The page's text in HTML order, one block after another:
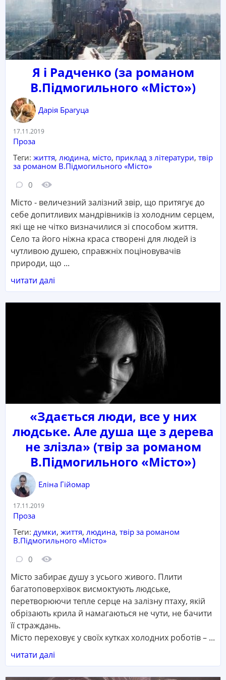
Я і Радченко (за романом
В.Підмогильного «Місто»)
Дарія Брагуца
Дата:
17.11.2019
Категорія:
Проза
Теги: життя, людина, місто, приклад з літератури, твір
за романом В.Підмогильного «Місто»
Кількість коментарів:
0 Кількість переглядів:
Місто - величезний залізний звір, що притягує до
себе допитливих мандрівників із холодним серцем,
які ще не чітко визначилися зі способом життя.
Село та його ніжна краса створені для людей із
чутливою душею, справжніх поціновувачів
природи, що ...
читати далі
«Здається люди, все у них
людське. Але душа ще з дерева
не злізла» (твір за романом
В.Підмогильного «Місто»)
Еліна Гійомар
Дата:
17.11.2019
Категорія:
Проза
Теги: думки, життя, людина, твір за романом
В.Підмогильного «Місто»
Кількість коментарів:
0 Кількість переглядів:
Місто забирає душу з усього живого. Плити
багатоповерхівок висмоктують людське,
перетворюючи тепле серце на залізну птаху, якій
обрізають крила й намагаються не чути, не бачити
її страждань.
Місто переховує у своїх кутках холодних роботів – ...
читати далі